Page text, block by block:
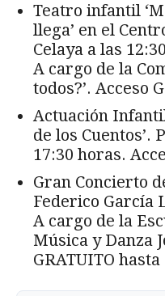
Teatro infantil
llega’ en el
Celaya a las
A cargo de la
todos?’. Acceso
Actuación
de los Cuentos’.
17:30 horas.
Gran Concierto
Federico García
A cargo de la
Música y Danza
GRATUITO